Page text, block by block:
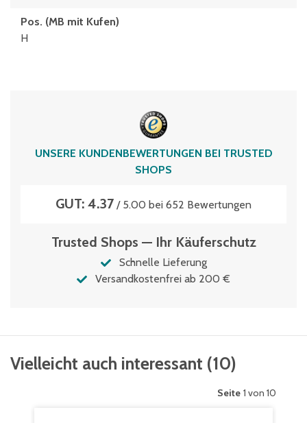
Pos. (MB mit Kufen)
H
UNSERE KUNDENBEWERTUNGEN BEI TRUSTED
SHOPS
GUT: 4.37 / 5.00 bei 652 Bewertungen
Trusted Shops — Ihr Käuferschutz
Schnelle Lieferung
Versandkostenfrei ab 200 €
Vielleicht auch interessant (10)
Seite 1 von 10